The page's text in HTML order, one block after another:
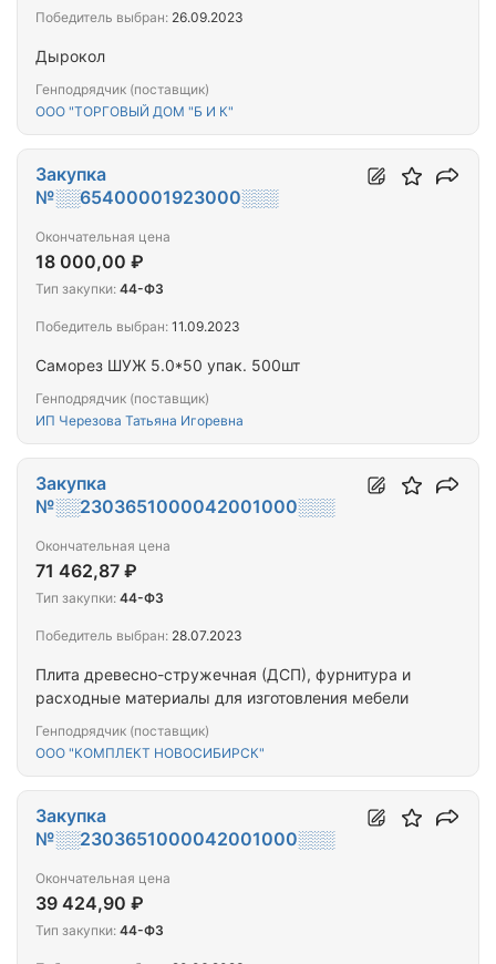
Дырокол
Генподрядчик (поставщик)
ООО "ТОРГОВЫЙ ДОМ "Б И К"
Победитель выбран: 26.09.2023
Саморез ШУЖ 5.0*50 упак. 500шт
Генподрядчик (поставщик)
ИП Черезова Татьяна Игоревна
Закупка
№░░65400001923000░░░
Окончательная цена
18 000,00 ₽
Тип закупки: 44-ФЗ
Победитель выбран: 11.09.2023
Плита древесно-стружечная (ДСП), фурнитура и
расходные материалы для изготовления мебели
Генподрядчик (поставщик)
ООО "КОМПЛЕКТ НОВОСИБИРСК"
Закупка
№░░2303651000042001000░░░
Окончательная цена
71 462,87 ₽
Тип закупки: 44-ФЗ
Победитель выбран: 28.07.2023
Закупка
№░░2303651000042001000░░░
Окончательная цена
39 424,90 ₽
Тип закупки: 44-ФЗ